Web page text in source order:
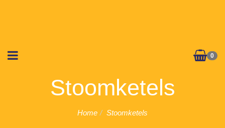
0
Stoomketels
Home Stoomketels